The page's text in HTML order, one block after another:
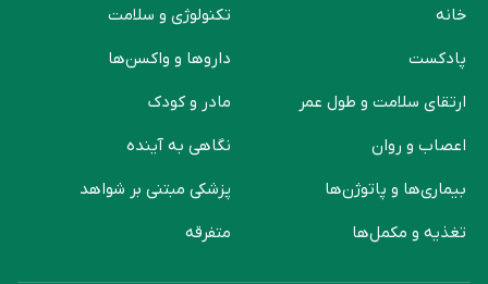
خانه
پادکست
ارتقای سلامت و طول عمر
اعصاب و روان
بیماری‌ها و پاتوژن‌ها
تغذیه و مکمل‌ها
تکنولوژی و سلامت
دارو‌ها و واکسن‌ها
مادر و کودک
نگاهی به آینده
پزشکی مبتنی بر شواهد
متفرقه